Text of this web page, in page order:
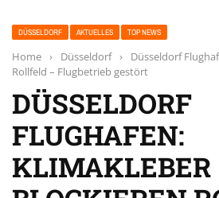
DÜSSELDORF AKTUELLES TOP NEWS
Home › Düsseldorf ›
Düsseldorf
Rollfeld – Flugbetrieb gestört
DÜSSELDORF
FLUGHAFEN:
KLIMAKLEBER